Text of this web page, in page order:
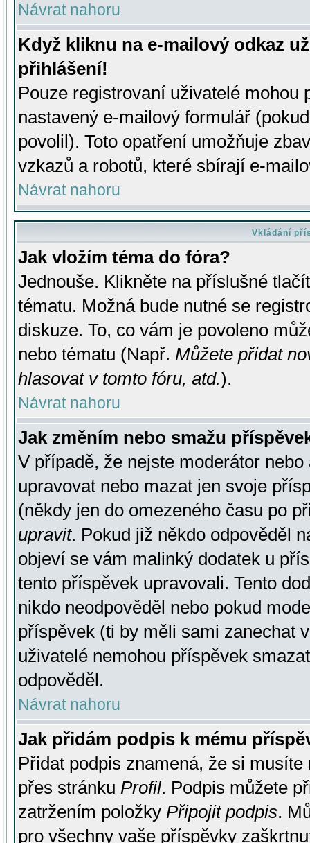
Návrat nahoru
Když kliknu na e-mailový odkaz
přihlášení!
Pouze registrovaní uživatelé mohou
nastavený e-mailový formulář
povolil). Toto opatření umožňuje
vzkazů a robotů, které sbírají e-
Návrat nahoru
Vkládání
Jak vložím téma do fóra?
Jednouše. Klikněte na příslušné
tématu. Možná bude nutné se
diskuze. To, co vám je povoleno
nebo tématu (Např. Můžete přidat
hlasovat v tomto fóru, atd.).
Návrat nahoru
Jak změním nebo smažu
V případě, že nejste moderátor
upravovat nebo mazat jen svoje
(někdy jen do omezeného času po
upravit. Pokud již někdo odpověděl
objeví se vám malinký dodatek u
tento příspěvek upravovali. Tento
nikdo neodpověděl nebo pokud
příspěvek (ti by měli sami zanechat
uživatelé nemohou příspěvek
odpověděl.
Návrat nahoru
Jak přidám podpis k mému
Přidat podpis znamená, že si
přes stránku Profil. Podpis můžete
zatržením položky Připojit podpis.
pro všechny vaše příspěvky